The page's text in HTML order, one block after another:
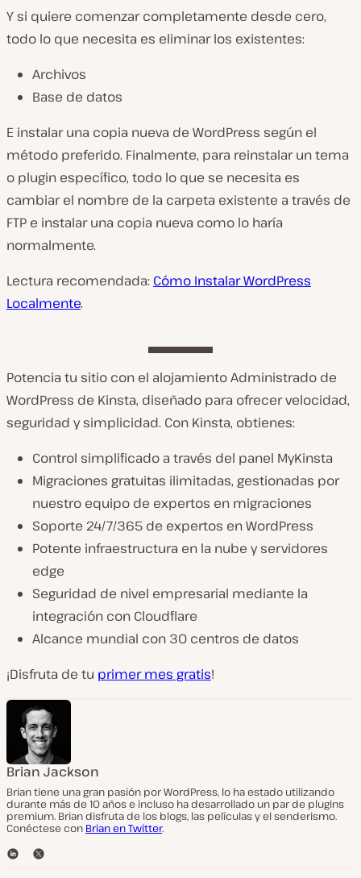
Y si quiere comenzar completamente desde cero,
todo lo que necesita es eliminar los existentes:
Archivos
Base de datos
E instalar una copia nueva de WordPress según el
método preferido. Finalmente, para reinstalar un tema
o plugin específico, todo lo que se necesita es
cambiar el nombre de la carpeta existente a través de
FTP e instalar una copia nueva como lo haría
normalmente.
Lectura recomendada: Cómo Instalar WordPress
Localmente.
Potencia tu sitio con el alojamiento Administrado de
WordPress de Kinsta, diseñado para ofrecer velocidad,
seguridad y simplicidad. Con Kinsta, obtienes:
Control simplificado a través del panel MyKinsta
Migraciones gratuitas ilimitadas, gestionadas por
nuestro equipo de expertos en migraciones
Soporte 24/7/365 de expertos en WordPress
Potente infraestructura en la nube y servidores
edge
Seguridad de nivel empresarial mediante la
integración con Cloudflare
Alcance mundial con 30 centros de datos
¡Disfruta de tu primer mes gratis!
Brian Jackson
Brian tiene una gran pasión por WordPress, lo ha estado utilizando
durante más de 10 años e incluso ha desarrollado un par de plugins
premium. Brian disfruta de los blogs, las películas y el senderismo.
Conéctese con Brian en Twitter.
L
T